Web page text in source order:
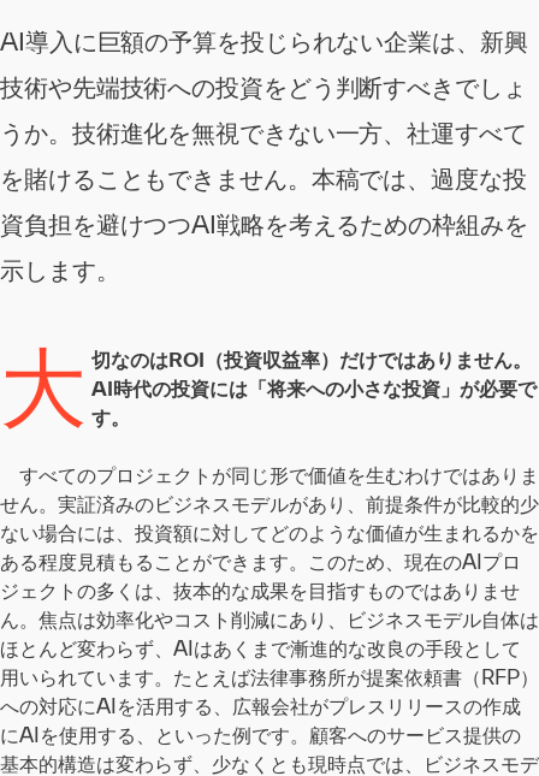
AI導入に巨額の予算を投じられない企業は、新興
技術や先端技術への投資をどう判断すべきでしょ
うか。技術進化を無視できない一方、社運すべて
を賭けることもできません。本稿では、過度な投
資負担を避けつつAI戦略を考えるための枠組みを
示します。
大 切なのはROI（投資収益率）だけではありません。
AI時代の投資には「将来への小さな投資」が必要で
す。
すべてのプロジェクトが同じ形で価値を生むわけではありま
せん。実証済みのビジネスモデルがあり、前提条件が比較的少
ない場合には、投資額に対してどのような価値が生まれるかを
ある程度見積もることができます。このため、現在のAIプロ
ジェクトの多くは、抜本的な成果を目指すものではありませ
ん。焦点は効率化やコスト削減にあり、ビジネスモデル自体は
ほとんど変わらず、AIはあくまで漸進的な改良の手段として
用いられています。たとえば法律事務所が提案依頼書（RFP）
への対応にAIを活用する、広報会社がプレスリリースの作成
にAIを使用する、といった例です。顧客へのサービス提供の
基本的構造は変わらず、少なくとも現時点では、ビジネスモデ